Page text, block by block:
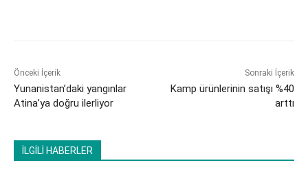
Önceki İçerik
Yunanistan’daki yangınlar
Atina’ya doğru ilerliyor
Sonraki İçerik
Kamp ürünlerinin satışı %40
arttı
İLGİLİ HABERLER